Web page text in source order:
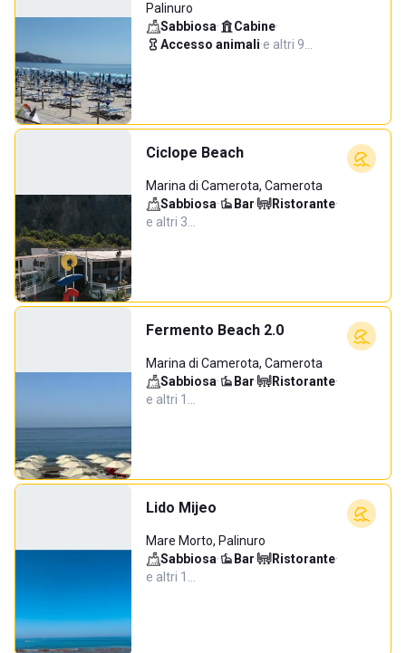
Palinuro
Sabbiosa· Cabine·
Accesso animali·e altri 9…
Ciclope Beach
Marina di Camerota, Camerota
Sabbiosa· Bar· Ristorante·
e altri 3…
Fermento Beach 2.0
Marina di Camerota, Camerota
Sabbiosa· Bar· Ristorante·
e altri 1…
Lido Mijeo
Mare Morto, Palinuro
Sabbiosa· Bar· Ristorante·
e altri 1…